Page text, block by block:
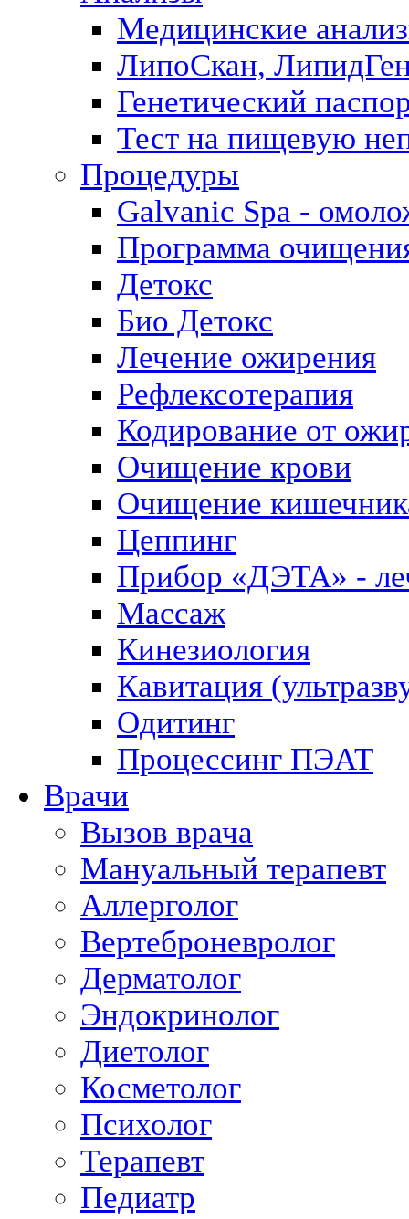
Медицинские
ЛипоСкан,
Генетический
Тест на пищевую
Процедуры
Galvanic Spa -
Программа
Детокс
Био Детокс
Лечение ожирения
Рефлексотерапия
Кодирование от
Очищение крови
Очищение
Цеппинг
Прибор «ДЭТА» -
Массаж
Кинезиология
Кавитация
Одитинг
Процессинг ПЭАТ
Врачи
Вызов врача
Мануальный терапевт
Аллерголог
Вертеброневролог
Дерматолог
Эндокринолог
Диетолог
Косметолог
Психолог
Терапевт
Педиатр